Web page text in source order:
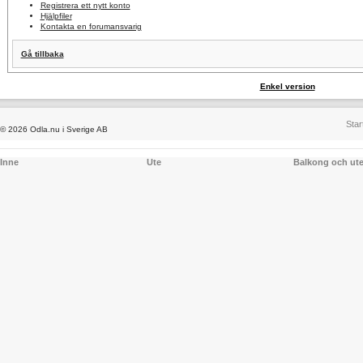
Registrera ett nytt konto
Hjälpfiler
Kontakta en forumansvarig
Gå tillbaka
Enkel version
© 2026 Odla.nu i Sverige AB
Inne Ute Balkong och